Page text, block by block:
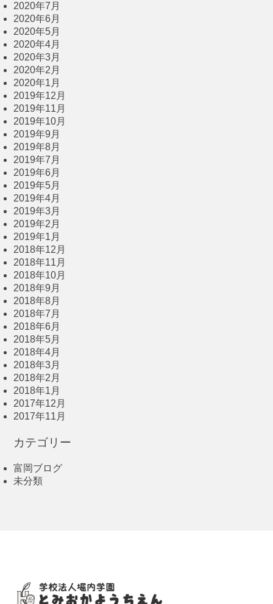
2020年7月
2020年6月
2020年5月
2020年4月
2020年3月
2020年2月
2020年1月
2019年12月
2019年11月
2019年10月
2019年9月
2019年8月
2019年7月
2019年6月
2019年5月
2019年4月
2019年3月
2019年2月
2019年1月
2018年12月
2018年11月
2018年10月
2018年9月
2018年8月
2018年7月
2018年6月
2018年5月
2018年4月
2018年3月
2018年2月
2018年1月
2017年12月
2017年11月
カテゴリー
富岡ブログ
未分類